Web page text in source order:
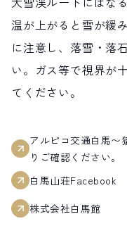
温が上がると雪が緩
に注意し、落雪・落
い。ガス等で視界が
てください。
アルピコ交通白馬〜
りご確認ください。
白馬山荘Facebook
株式会社白馬館